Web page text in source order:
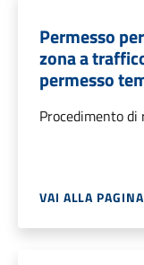
Permesso
zona a
permesso
Procedimento di
VAI ALLA PAGINA